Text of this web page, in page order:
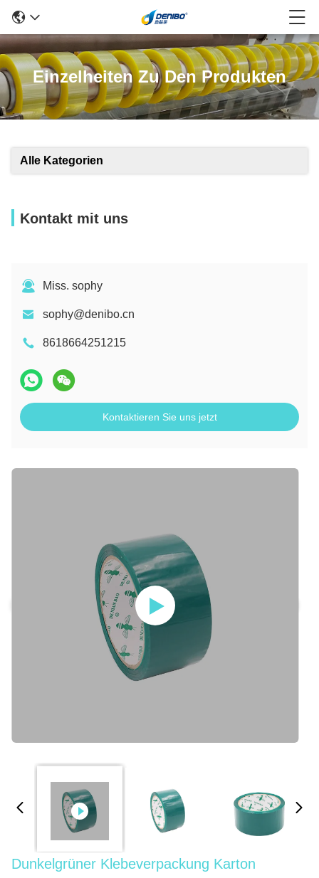
Einzelheiten Zu Den Produkten
Alle Kategorien
Kontakt mit uns
Miss. sophy
sophy@denibo.cn
8618664251215
Kontaktieren Sie uns jetzt
Dunkelgrüner Klebeverpackung Karton